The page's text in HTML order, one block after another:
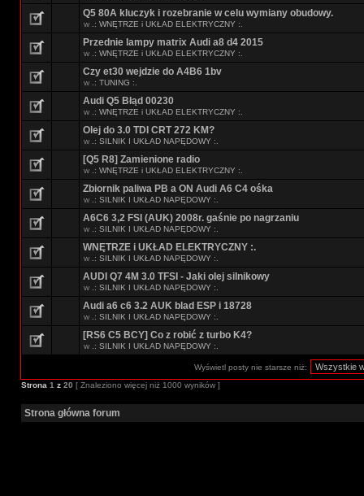
Q5 80A kluczyk i rozebranie w celu wymiany obudowy.
w .: WNĘTRZE i UKŁAD ELEKTRYCZNY :.
Przednie lampy matrix Audi a8 d4 2015
w .: WNĘTRZE i UKŁAD ELEKTRYCZNY :.
Czy et30 wejdzie do A4B6 1bv
w .: TUNING :.
Audi Q5 Błąd 00230
w .: WNĘTRZE i UKŁAD ELEKTRYCZNY :.
Olej do 3.0 TDI CRT 272 KM?
w .: SILNIK I UKŁAD NAPĘDOWY :.
[Q5 R8] Zamienione radio
w .: WNĘTRZE i UKŁAD ELEKTRYCZNY :.
Zbiornik paliwa PB a ON Audi A6 C4 ośka
w .: SILNIK I UKŁAD NAPĘDOWY :.
A6C6 3,2 FSI (AUK) 2008r. gaśnie po nagrzaniu
w .: SILNIK I UKŁAD NAPĘDOWY :.
WNĘTRZE i UKŁAD ELEKTRYCZNY :.
w .: SILNIK I UKŁAD NAPĘDOWY :.
AUDI Q7 4M 3.0 TFSI - Jaki olej silnikowy
w .: SILNIK I UKŁAD NAPĘDOWY :.
Audi a6 c6 3.2 AUK blad ESP i 18728
w .: SILNIK I UKŁAD NAPĘDOWY :.
[RS6 C5 BCY] Co z robić z turbo K4?
w .: SILNIK I UKŁAD NAPĘDOWY :.
Wyświetl posty nie starsze niż:
Strona 1 z 20 [ Znaleziono więcej niż 1000 wyników ]
Strona główna forum